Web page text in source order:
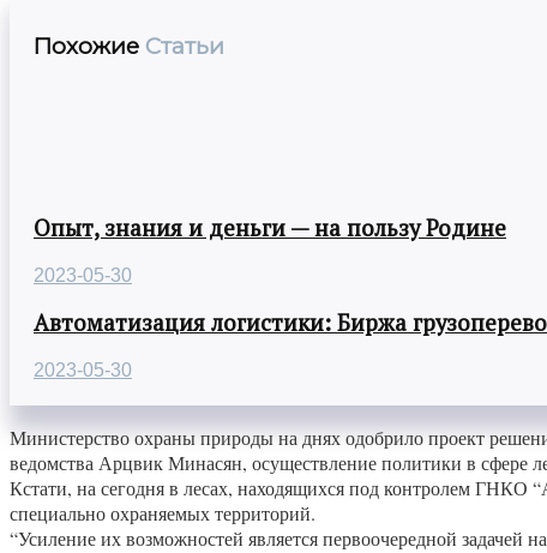
Похожие Статьи
Опыт, знания и деньги — на пользу Родине
2023-05-30
Автоматизация логистики: Биржа
2023-05-30
Министерство охраны природы на днях одобрило проект
ведомства Арцвик Минасян, осуществление политики в сфере
Кстати, на сегодня в лесах, находящихся под контролем ГНКО
специально охраняемых территорий.
“Усиление их возможностей является первоочередной